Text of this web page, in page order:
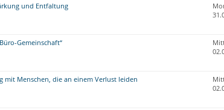
und Entfaltung
Gemeinschaft“
mit Menschen, die an einem Verlust leiden